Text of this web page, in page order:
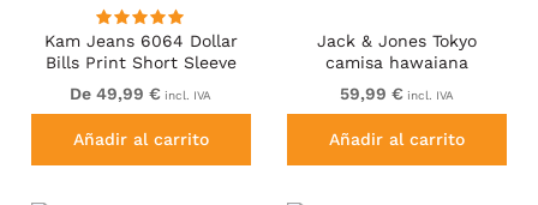
Kam Jeans 6064 Dollar
Bills Print Short Sleeve
Shirt Black
De 49,99 € incl. IVA
Añadir al carrito
Jack & Jones Tokyo
camisa hawaiana
estampada marrón oscuro
59,99 € incl. IVA
Añadir al carrito